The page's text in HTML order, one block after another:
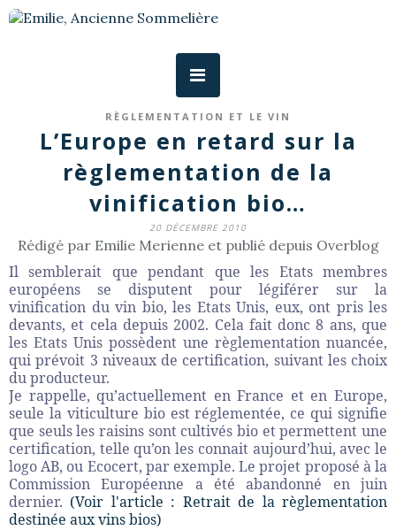
RÈGLEMENTATION ET LE VIN
L’Europe en retard sur la
règlementation de la
vinification bio…
20 DÉCEMBRE 2010
Rédigé par Emilie Merienne et publié depuis Overblog
Il semblerait que pendant que les Etats membres
européens se disputent pour légiférer sur la
vinification du vin bio, les Etats Unis, eux, ont pris les
devants, et cela depuis 2002. Cela fait donc 8 ans, que
les Etats Unis possèdent une règlementation nuancée,
qui prévoit 3 niveaux de certification, suivant les choix
du producteur.
Je rappelle, qu’actuellement en France et en Europe,
seule la viticulture bio est réglementée, ce qui signifie
que seuls les raisins sont cultivés bio et permettent une
certification, telle qu’on les connait aujourd’hui, avec le
logo AB, ou Ecocert, par exemple. Le projet proposé à la
Commission Européenne a été abandonné en juin
dernier. (Voir l'article : Retrait de la règlementation
destinée aux vins bios)